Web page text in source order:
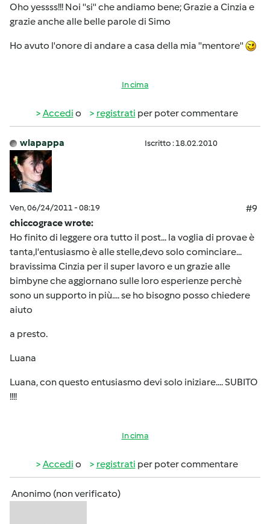
Oho yessss!!! Noi ''si'' che andiamo bene; Grazie a Cinzia e
grazie anche alle belle parole di Simo
Ho avuto l'onore di andare a casa della mia ''mentore''
In cima
Accedi o registrati per poter commentare
wlapappa Iscritto : 18.02.2010
Ven, 06/24/2011 - 08:19
#9
chiccograce wrote:
Ho finito di leggere ora tutto il post... la voglia di provae è
tanta,l'entusiasmo è alle stelle,devo solo cominciare...
bravissima Cinzia per il super lavoro e un grazie alle
bimbyne che aggiornano sulle loro esperienze perchè
sono un supporto in più.... se ho bisogno posso chiedere
aiuto
a presto.
Luana
Luana, con questo entusiasmo devi solo iniziare.... SUBITO
!!!!
In cima
Accedi o registrati per poter commentare
Anonimo (non verificato)